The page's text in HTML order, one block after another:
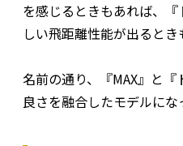
を感じるときもあれば、
しい飛距離性能が出るとき
名前の通り、『MAX』と
良さを融合したモデルにな